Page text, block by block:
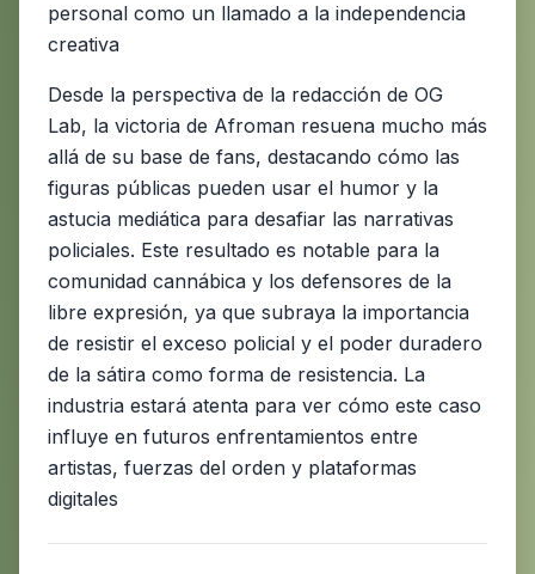
personal como un llamado a la independencia
creativa
Desde la perspectiva de la redacción de OG
Lab, la victoria de Afroman resuena mucho más
allá de su base de fans, destacando cómo las
figuras públicas pueden usar el humor y la
astucia mediática para desafiar las narrativas
policiales. Este resultado es notable para la
comunidad cannábica y los defensores de la
libre expresión, ya que subraya la importancia
de resistir el exceso policial y el poder duradero
de la sátira como forma de resistencia. La
industria estará atenta para ver cómo este caso
influye en futuros enfrentamientos entre
artistas, fuerzas del orden y plataformas
digitales